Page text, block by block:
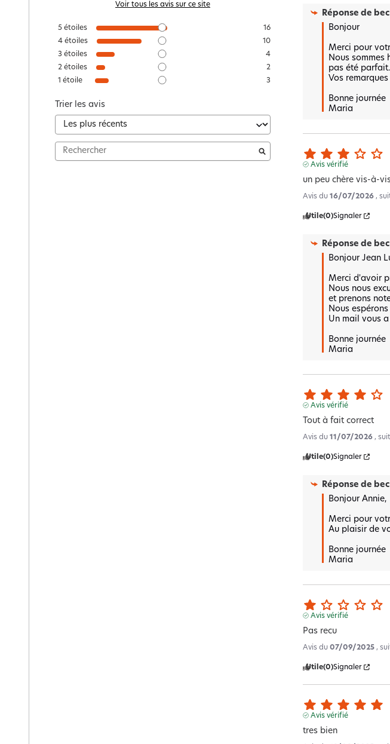
Voir tous les avis sur ce site
5 étoiles
16
4 étoiles
10
3 étoiles
4
2 étoiles
2
1 étoile 3
Trier les avis
Réponse de
Bonjour
Merci pour
Nous
pas été
Vos
Bonne journée
Maria
Avis vérifié
un peu chère vis-à-
Avis du16/07/2026 ,
Utile(0)Signaler
Réponse de
Bonjour Jean
Merci d'avoir
Nous nous
et prenons
Nous
Un mail vous
Bonne journée
Maria
Avis vérifié
Tout à fait correct
Avis du11/07/2026 ,
Utile(0)Signaler
Réponse de
Bonjour Annie,
Merci pour
Au plaisir de
Bonne journée
Maria
Avis vérifié
Pas recu
Avis du07/09/2025 ,
Utile(0)Signaler
Avis vérifié
tres bien